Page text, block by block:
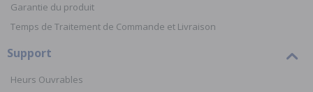
Garantie du produit
Temps de Traitement de Commande et Livraison
Support
Heurs Ouvrables